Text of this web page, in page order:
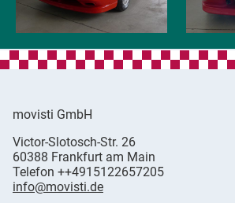
movisti GmbH
classic
automobiles
Victor-Slotosch-Str. 26
60388 Frankfurt am Main
Germany
Telefon ++4915122657205
info@movisti.de